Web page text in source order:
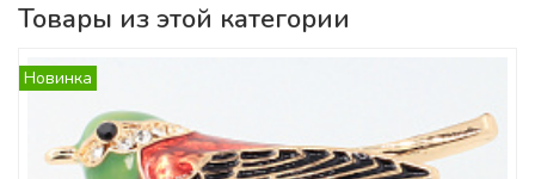
Товары из этой категории
Новинка